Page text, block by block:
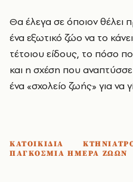
Θα έλεγα σε όποιον θέλει
ένα εξωτικό ζώο να το
τέτοιου είδους, το πόσο
και η σχέση που
ένα «σχολείο ζωής» για να
ΚΑΤΟΙΚΙΔΙΑ
ΠΑΓΚΟΣΜΙΑ ΗΜΕΡΑ ΖΩΩΝ